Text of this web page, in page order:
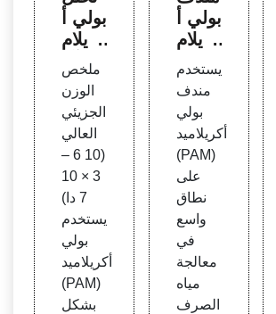
بولي أ
كريلام
يد وآثا
ره
ملخص
الوزن
الجزيئي
العالي
(10 6 –
3 × 10
7 دا)
يستخدم
بولي
أكريلاميد
(PAM)
بشكل
بولي أ
كريلام
AM) ا
لمست
خدم ف
ي ميا
ه الص
رف ال
صحي
يستخدم
مندف
بولي
أكريلاميد
(PAM)
على
نطاق
واسع
في
معالجة
مياه
الصرف